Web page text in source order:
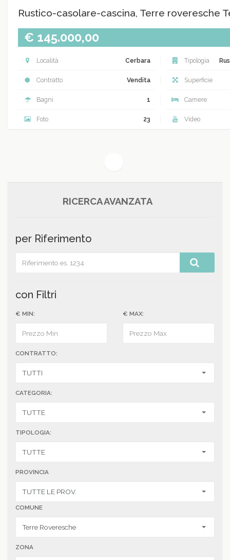
Rustico-casolare-cascina, Terre roveresche
€ 145.000,00
Località Cerbara Tipologia
Contratto Vendita Superficie
Bagni 1 Camere
Foto 23 Video
RICERCA AVANZATA
per Riferimento
con Filtri
€ MIN: € MAX:
CONTRATTO:
CATEGORIA:
TIPOLOGIA:
PROVINCIA
COMUNE
ZONA